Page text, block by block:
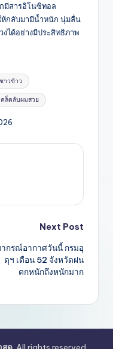
มีสารอิโนซิทอล
กลับมามีน้ำหนัก นุ่มลื่น
ได้อย่างมีประสิทธิภาพ
าวข้าว
คล็ดลับผมสวย
Next Post
กรณ์อากาศวันนี้ กรมอุ
ตุฯ เตือน 52 จังหวัดฝน
ตกหนักถึงหนักมาก